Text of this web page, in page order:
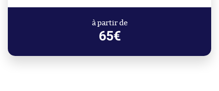
à partir de
65€